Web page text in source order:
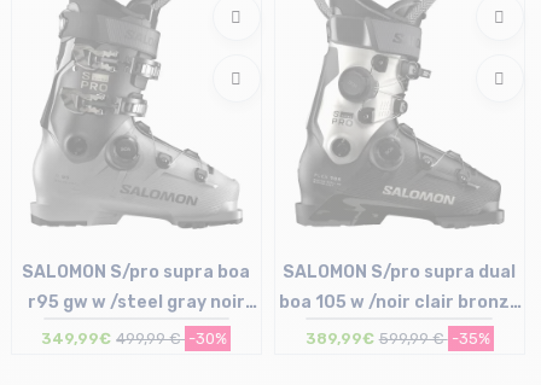
SALOMON S/pro supra boa
r95 gw w /steel gray noir
clair bronze met
349,99€ 499,99 € -30%
SALOMON S/pro supra dual
boa 105 w /noir clair bronze
met noir
389,99€ 599,99 € -35%